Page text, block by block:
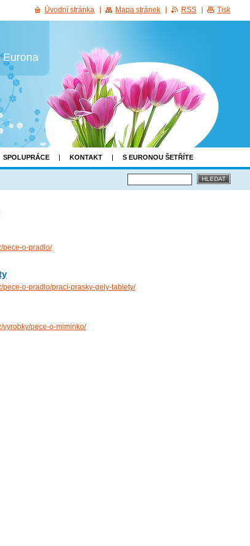
Eurona
SPOLUPRÁCE KONTAKT S EURONOU ŠETŘÍTE
pece-o-pradlo/
pece-o-pradlo/praci-prasky-gely-tablety/
vyrobky/pece-o-miminko/
Úvodní stránka Mapa stránek RSS Tisk